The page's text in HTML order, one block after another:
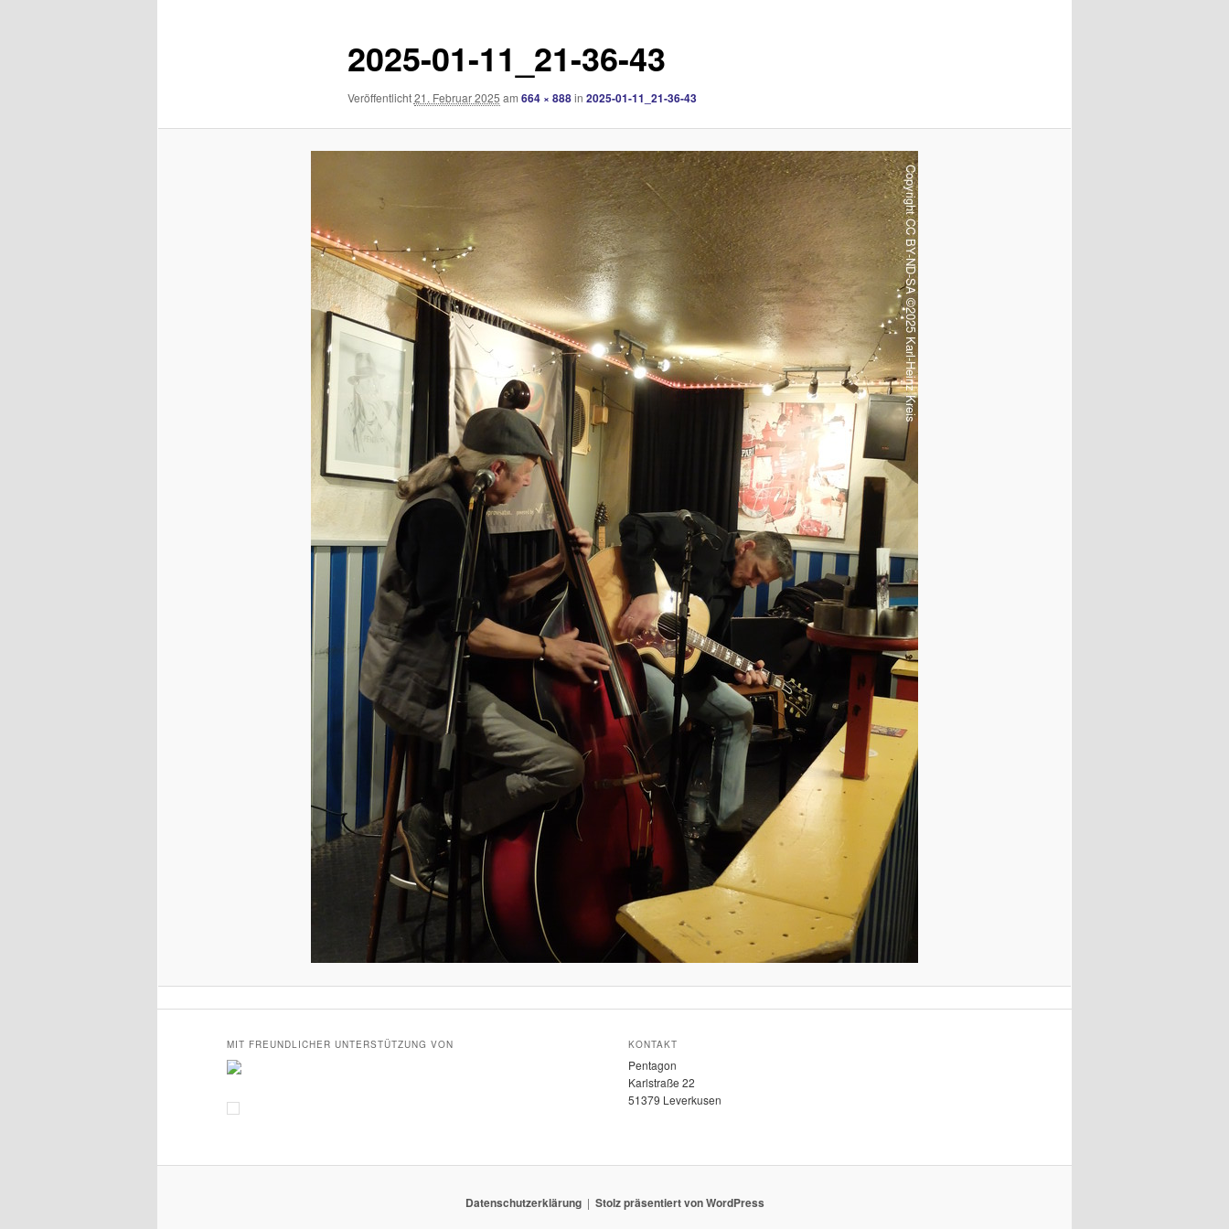
2025-01-11_21-36-43
Veröffentlicht21. Februar 2025 am 664 × 888in 2025-01-11_21-36-43
MIT FREUNDLICHER UNTERSTÜTZUNG VON KONTAKT
Pentagon
Karlstraße 22
51379 Leverkusen
Datenschutzerklärung Stolz präsentiert von WordPress